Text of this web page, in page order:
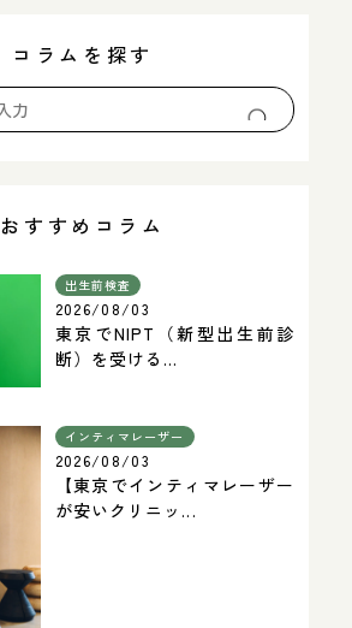
コラムを探す
おすすめコラム
出生前検査
2026/08/03
東京でNIPT（新型出生前診
断）を受ける...
インティマレーザー
2026/08/03
【東京でインティマレーザー
が安いクリニッ...